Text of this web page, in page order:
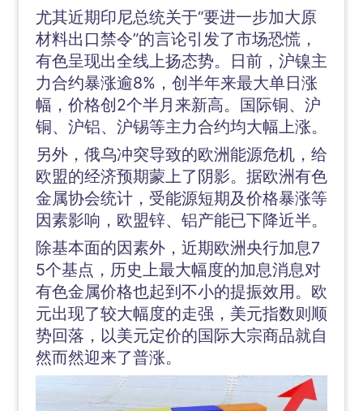
尤其近期印尼总统关于“要进一步加大原
材料出口禁令”的言论引发了市场恐慌，
有色呈现出全线上扬态势。日前，沪镍主
力合约暴涨逾8%，创半年来最大单日涨
幅，价格创2个半月来新高。国际铜、沪
铜、沪铝、沪锡等主力合约均大幅上涨。
另外，俄乌冲突导致的欧洲能源危机，给
欧盟的经济预期蒙上了阴影。据欧洲有色
金属协会统计，受能源短期及价格暴涨等
因素影响，欧盟锌、铝产能已下降近半。
除基本面的因素外，近期欧洲央行加息7
5个基点，历史上最大幅度的加息消息对
有色金属价格也起到不小的提振效用。欧
元出现了较大幅度的走强，美元指数则顺
势回落，以美元定价的国际大宗商品就自
然而然迎来了普涨。